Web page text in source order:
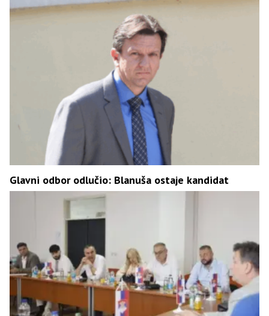
Glavni odbor odlučio: Blanuša ostaje kandidat